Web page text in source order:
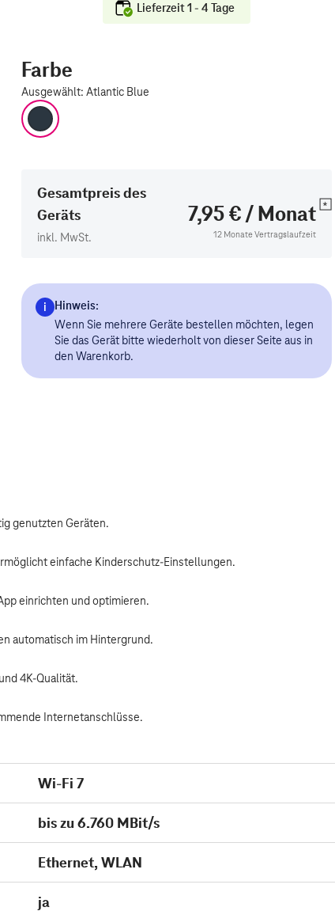
Lieferzeit 1 - 4 Tage
Farbe
Ausgewählt: Atlantic Blue
Gesamtpreis des
Geräts
inkl. MwSt.
7,95 € / Monat
12 Monate Vertragslaufzeit